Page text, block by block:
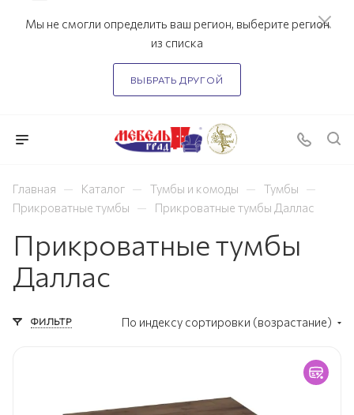
Мы не смогли определить ваш регион, выберите регион
из списка
ВЫБРАТЬ ДРУГОЙ
Главная — Каталог — Тумбы и комоды — Тумбы —
Прикроватные тумбы — Прикроватные тумбы Даллас
Прикроватные тумбы
Даллас
ФИЛЬТР По индексу сортировки (возрастание)